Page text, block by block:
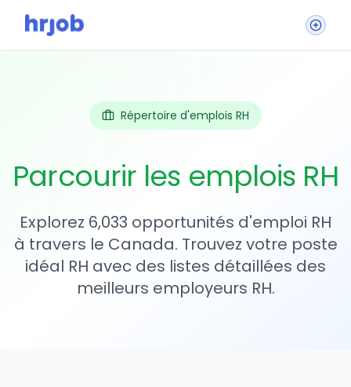
Répertoire d'emplois RH
Parcourir les emplois RH
Explorez 6,033 opportunités d'emploi RH
à travers le Canada. Trouvez votre poste
idéal RH avec des listes détaillées des
meilleurs employeurs RH.